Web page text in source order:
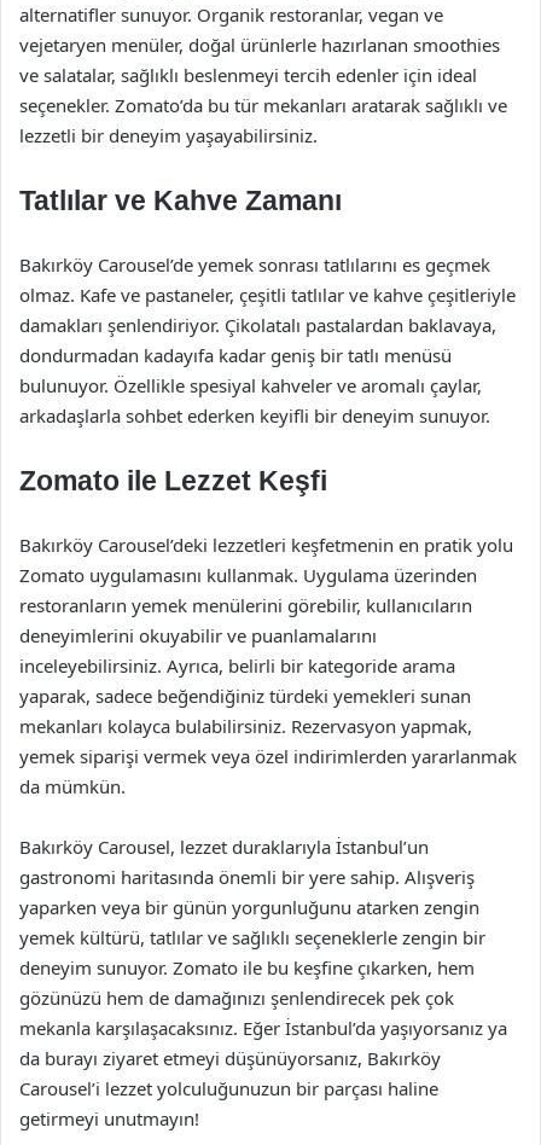
alternatifler sunuyor. Organik restoranlar, vegan ve
vejetaryen menüler, doğal ürünlerle hazırlanan smoothies
ve salatalar, sağlıklı beslenmeyi tercih edenler için ideal
seçenekler. Zomato’da bu tür mekanları aratarak sağlıklı ve
lezzetli bir deneyim yaşayabilirsiniz.
Tatlılar ve Kahve Zamanı
Bakırköy Carousel’de yemek sonrası tatlılarını es geçmek
olmaz. Kafe ve pastaneler, çeşitli tatlılar ve kahve çeşitleriyle
damakları şenlendiriyor. Çikolatalı pastalardan baklavaya,
dondurmadan kadayıfa kadar geniş bir tatlı menüsü
bulunuyor. Özellikle spesiyal kahveler ve aromalı çaylar,
arkadaşlarla sohbet ederken keyifli bir deneyim sunuyor.
Zomato ile Lezzet Keşfi
Bakırköy Carousel’deki lezzetleri keşfetmenin en pratik yolu
Zomato uygulamasını kullanmak. Uygulama üzerinden
restoranların yemek menülerini görebilir, kullanıcıların
deneyimlerini okuyabilir ve puanlamalarını
inceleyebilirsiniz. Ayrıca, belirli bir kategoride arama
yaparak, sadece beğendiğiniz türdeki yemekleri sunan
mekanları kolayca bulabilirsiniz. Rezervasyon yapmak,
yemek siparişi vermek veya özel indirimlerden yararlanmak
da mümkün.
Bakırköy Carousel, lezzet duraklarıyla İstanbul’un
gastronomi haritasında önemli bir yere sahip. Alışveriş
yaparken veya bir günün yorgunluğunu atarken zengin
yemek kültürü, tatlılar ve sağlıklı seçeneklerle zengin bir
deneyim sunuyor. Zomato ile bu keşfine çıkarken, hem
gözünüzü hem de damağınızı şenlendirecek pek çok
mekanla karşılaşacaksınız. Eğer İstanbul’da yaşıyorsanız ya
da burayı ziyaret etmeyi düşünüyorsanız, Bakırköy
Carousel’i lezzet yolculuğunuzun bir parçası haline
getirmeyi unutmayın!